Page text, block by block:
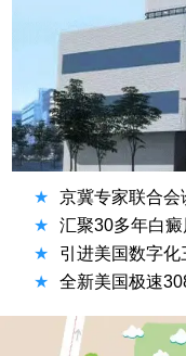
★ 京冀专家联合会
★
汇聚30多年白
★
引进美国数字
★
全新美国极速